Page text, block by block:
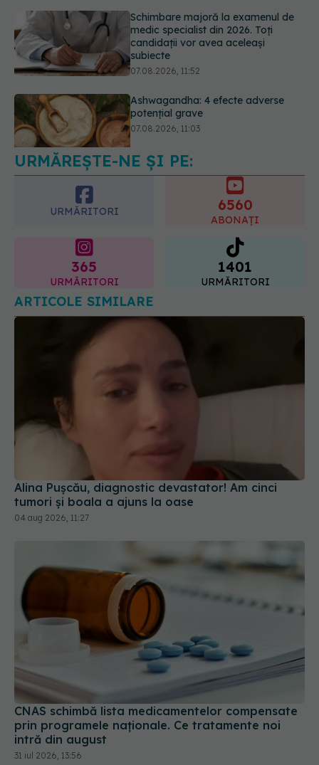
Ashwagandha: 4 efecte adverse
potențial grave
07.08.2026, 11:03
Ți-ai mărit buzele? Cele 4 greșeli
care pot strica rezultatul după
injectarea cu acid hialuronic
URMĂREȘTE-NE ȘI PE:
URMĂRITORI 6560
ABONAȚI
365
URMĂRITORI
1401
URMĂRITORI
ARTICOLE SIMILARE
Alina Pușcău, diagnostic devastator! Am cinci
tumori și boala a ajuns la oase
04 aug 2026, 11:27
CNAS schimbă lista medicamentelor compensate
prin programele naționale. Ce tratamente noi
intră din august
31 iul 2026, 13:56